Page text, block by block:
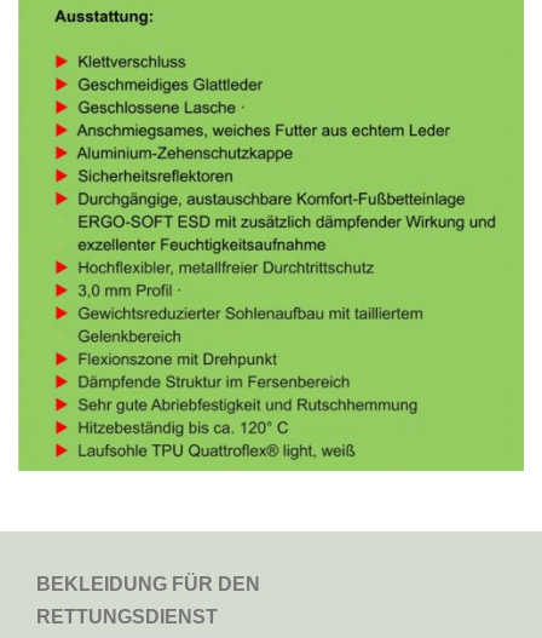
BEKLEIDUNG FÜR DEN
RETTUNGSDIENST